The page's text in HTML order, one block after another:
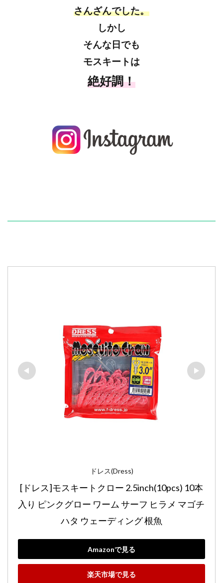
さんざんでした。
しかし
そんな日でも
モスキートは
絶好調！
ドレス(Dress)
[ドレス]モスキートクロー 2.5inch(10pcs) 10本
入り ピンクグロー ワーム サーフ ヒラメ マゴチ
ハタ ウェーディング 根魚
Amazonで見る
楽天市場で見る